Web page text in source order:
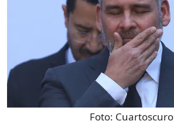
Foto: Cuartoscuro